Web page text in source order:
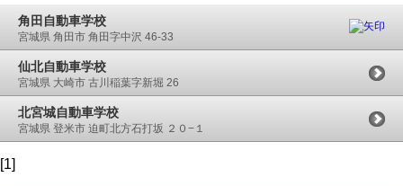
角田自動車学校
宮城県 角田市 角田字中沢 46-33
仙北自動車学校
宮城県 大崎市 古川稲葉字新堀 26
北宮城自動車学校
宮城県 登米市 迫町北方石打坂 ２０−１
[1]